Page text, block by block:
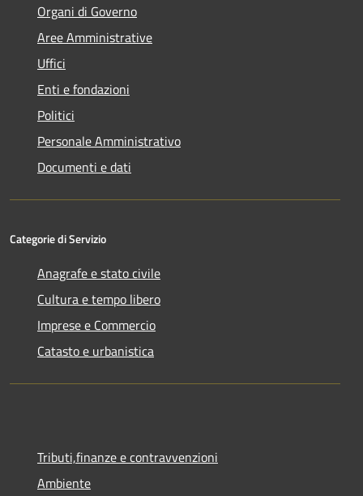
Organi di Governo
Aree Amministrative
Uffici
Enti e fondazioni
Politici
Personale Amministrativo
Documenti e dati
Categorie di Servizio
Anagrafe e stato civile
Cultura e tempo libero
Imprese e Commercio
Catasto e urbanistica
Tributi,finanze e contravvenzioni
Ambiente